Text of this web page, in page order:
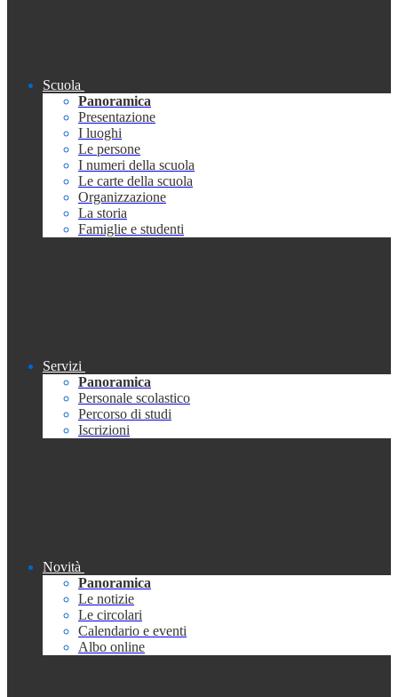
Scuola
Panoramica
Presentazione
I luoghi
Le persone
I numeri della scuola
Le carte della scuola
Organizzazione
La storia
Famiglie e studenti
Servizi
Panoramica
Personale scolastico
Percorso di studi
Iscrizioni
Novità
Panoramica
Le notizie
Le circolari
Calendario e eventi
Albo online